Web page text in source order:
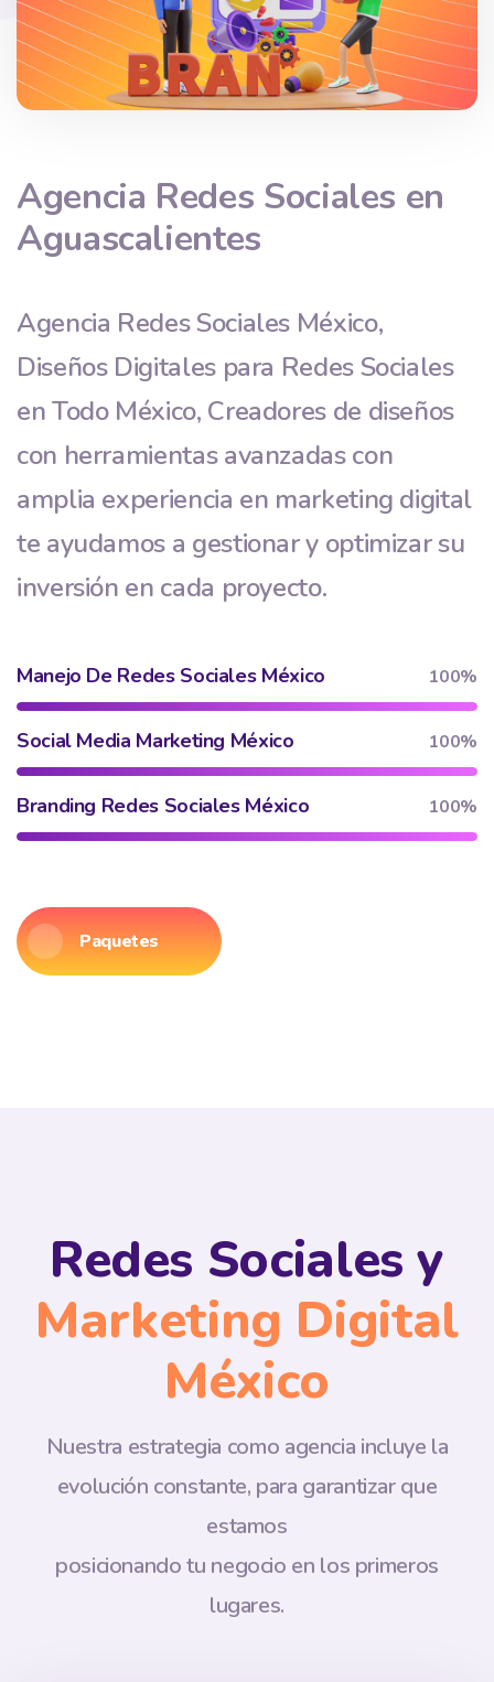
Agencia Redes Sociales en
Aguascalientes
Agencia Redes Sociales México,
Diseños Digitales para Redes Sociales
en Todo México, Creadores de diseños
con herramientas avanzadas con
amplia experiencia en marketing digital
te ayudamos a gestionar y optimizar su
inversión en cada proyecto.
Manejo De Redes Sociales México 100%
Social Media Marketing México 100%
Branding Redes Sociales México 100%
Paquetes
Redes Sociales y
Marketing Digital
México
Nuestra estrategia como agencia incluye la
evolución constante, para garantizar que
estamos
posicionando tu negocio en los primeros
lugares.